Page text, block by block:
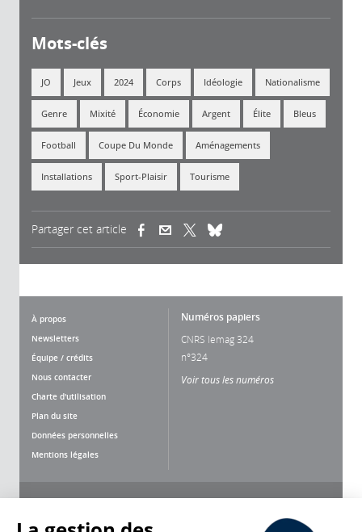
Mots-clés
JO Jeux 2024 Corps Idéologie Nationalisme
Genre Mixité Économie Argent Élite Bleus
Football Coupe Du Monde Aménagements
Installations Sport-Plaisir Tourisme
Partager cet article (link is external)(link is external)
À propos
Newsletters
Équipe / crédits
Nous contacter
Charte d'utilisation
Plan du site
Données personnelles
Mentions légales
Numéros papiers
CNRS lemag 324
n°324
Voir tous les numéros
Nous suivre Partager